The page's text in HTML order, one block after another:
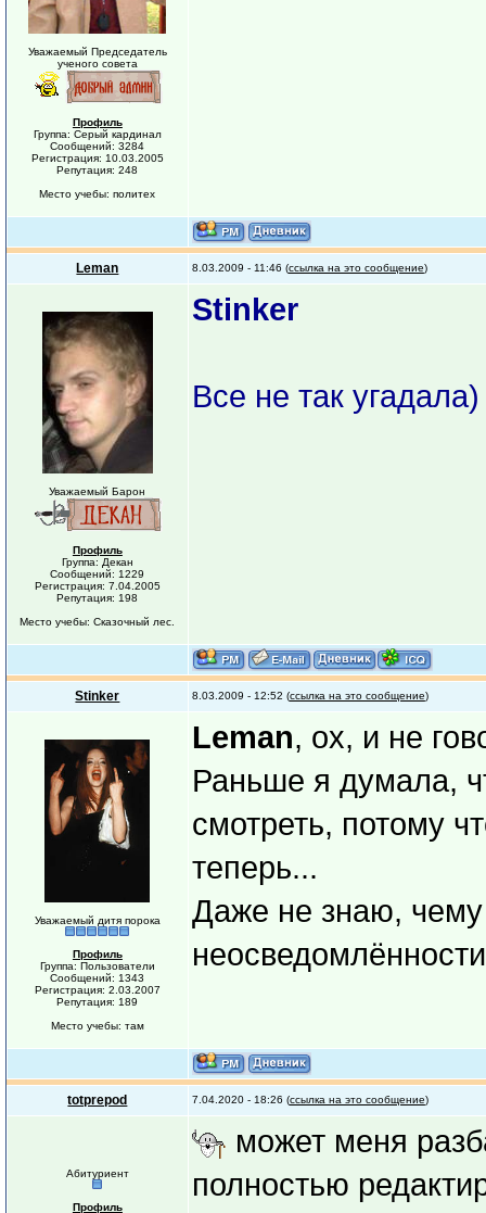
Уважаемый Председатель
ученого совета
Профиль
Группа: Серый кардинал
Сообщений: 3284
Регистрация: 10.03.2005
Репутация: 248
Место учебы: политех
Leman 8.03.2009 - 11:46 (ссылка на это сообщение)
Уважаемый Барон
Профиль
Группа: Декан
Сообщений: 1229
Регистрация: 7.04.2005
Репутация: 198
Место учебы: Сказочный лес.
Stinker
Все не так угадала)
Stinker 8.03.2009 - 12:52 (ссылка на это сообщение)
Уважаемый дитя порока
Профиль
Группа: Пользователи
Сообщений: 1343
Регистрация: 2.03.2007
Репутация: 189
Место учебы: там
Leman, ох, и не
Раньше я думала,
смотреть, потому
теперь...
Даже не знаю,
totprepod 7.04.2020 - 18:26 (ссылка на это сообщение)
Абитуриент
Профиль
может меня
полностью